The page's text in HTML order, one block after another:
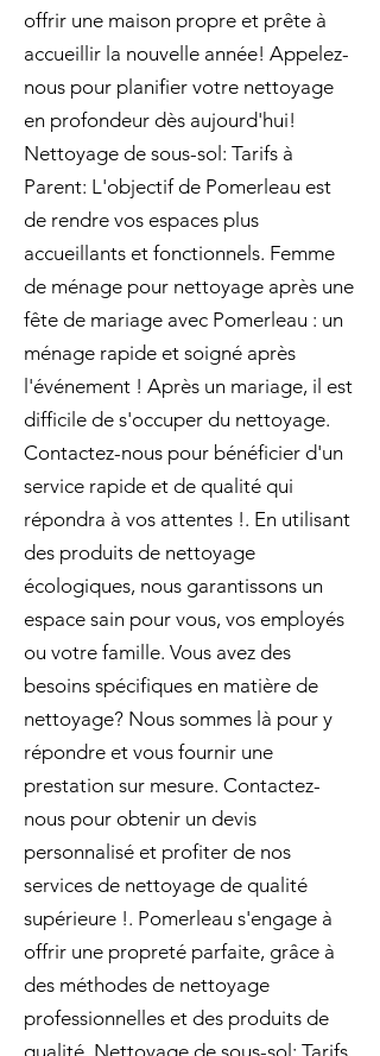
offrir une maison propre et prête à
accueillir la nouvelle année! Appelez-
nous pour planifier votre nettoyage
en profondeur dès aujourd'hui!
Nettoyage de sous-sol: Tarifs à
Parent: L'objectif de Pomerleau est
de rendre vos espaces plus
accueillants et fonctionnels. Femme
de ménage pour nettoyage après une
fête de mariage avec Pomerleau : un
ménage rapide et soigné après
l'événement ! Après un mariage, il est
difficile de s'occuper du nettoyage.
Contactez-nous pour bénéficier d'un
service rapide et de qualité qui
répondra à vos attentes !. En utilisant
des produits de nettoyage
écologiques, nous garantissons un
espace sain pour vous, vos employés
ou votre famille. Vous avez des
besoins spécifiques en matière de
nettoyage? Nous sommes là pour y
répondre et vous fournir une
prestation sur mesure. Contactez-
nous pour obtenir un devis
personnalisé et profiter de nos
services de nettoyage de qualité
supérieure !. Pomerleau s'engage à
offrir une propreté parfaite, grâce à
des méthodes de nettoyage
professionnelles et des produits de
qualité. Nettoyage de sous-sol: Tarifs